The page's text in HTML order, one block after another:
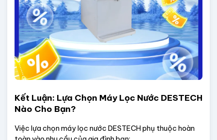
Kết Luận: Lựa Chọn Máy Lọc Nước DESTECH
Nào Cho Bạn?
Việc lựa chọn máy lọc nước DESTECH phụ thuộc hoàn